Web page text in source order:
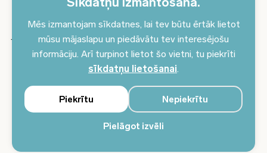
Mēs izmantojam sīkdatnes, lai tev būtu ērtāk lietot
mūsu mājaslapu un piedāvātu tev interesējošu
informāciju. Arī turpinot lietot šo vietni, tu piekrīti
sīkdatņu lietošanai.
Pielāgot izvēli
Nepiekrītu
Piekrītu
Pierakstieties jaunumiem un saņemiet aktuālākos
jaunumus savā e-pastā!
Pieteikties jaunumiem